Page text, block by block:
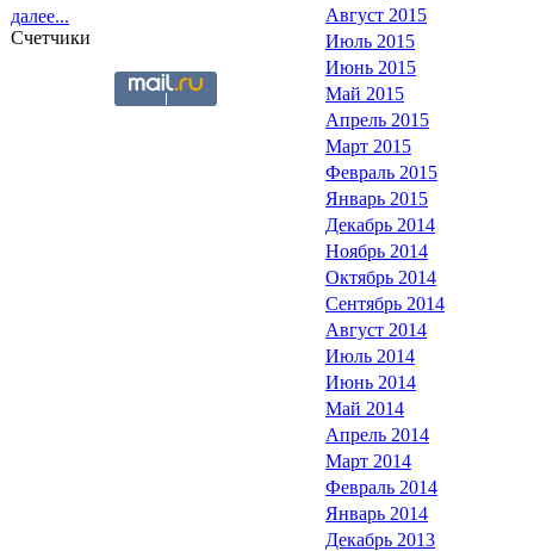
далее...
Счетчики
Август 2015
Июль 2015
Июнь 2015
Май 2015
Апрель 2015
Март 2015
Февраль 2015
Январь 2015
Декабрь 2014
Ноябрь 2014
Октябрь 2014
Сентябрь 2014
Август 2014
Июль 2014
Июнь 2014
Май 2014
Апрель 2014
Март 2014
Февраль 2014
Январь 2014
Декабрь 2013